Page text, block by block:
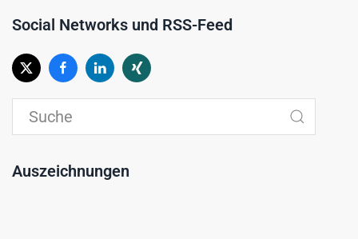
Social Networks und RSS-Feed
Auszeichnungen